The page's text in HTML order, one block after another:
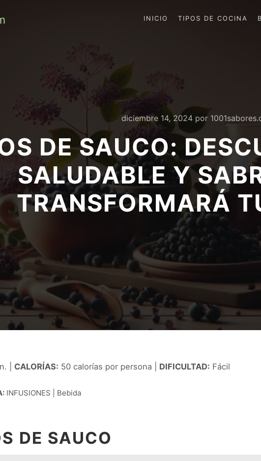
INICIO TIPOS DE COCINA
diciembre 14, 2024 por
DE SAUCO:
SALUDABLE Y
TRANSFORMARÁ
| CALORÍAS: 50 calorías por persona | DIFICULTAD: Fácil
INFUSIONES | Bebida
DE SAUCO